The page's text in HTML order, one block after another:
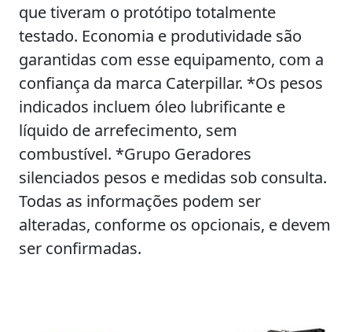
que tiveram o protótipo totalmente
testado. Economia e produtividade são
garantidas com esse equipamento, com a
confiança da marca Caterpillar. *Os pesos
indicados incluem óleo lubrificante e
líquido de arrefecimento, sem
combustível. *Grupo Geradores
silenciados pesos e medidas sob consulta.
Todas as informações podem ser
alteradas, conforme os opcionais, e devem
ser confirmadas.